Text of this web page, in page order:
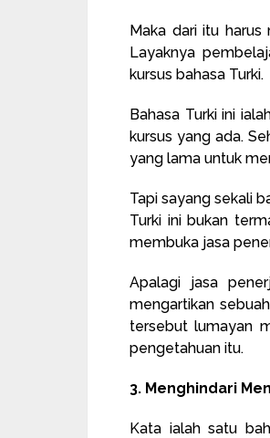
Maka dari itu
Layaknya
kursus bahasa Turki.
Bahasa Turki ini
kursus yang ada.
yang lama untuk
Tapi sayang sekali
Turki ini bukan
membuka jasa
Apalagi jasa
mengartikan
tersebut lumayan
pengetahuan itu.
3. Menghindari
Kata ialah satu